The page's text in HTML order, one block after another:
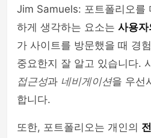
Jim Samuels: 포트폴리오를
하게 생각하는 요소는 사용자
가 사이트를 방문했을 때 경
중요한지 잘 알고 있습니다.
접근성과 네비게이션을 우선
합니다.
또한, 포트폴리오는 개인의